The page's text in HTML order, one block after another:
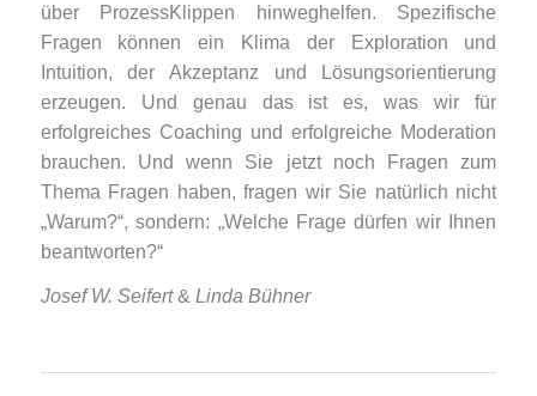
über ProzessKlippen hinweghelfen. Spezifische
Fragen können ein Klima der Exploration und
Intuition, der Akzeptanz und Lösungsorientierung
erzeugen. Und genau das ist es, was wir für
erfolgreiches Coaching und erfolgreiche Moderation
brauchen. Und wenn Sie jetzt noch Fragen zum
Thema Fragen haben, fragen wir Sie natürlich nicht
„Warum?“, sondern: „Welche Frage dürfen wir Ihnen
beantworten?“
Josef W. Seifert& Linda Bühner